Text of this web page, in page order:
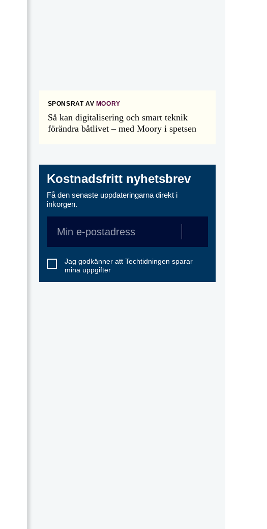
SPONSRAT AV MOORY
Så kan digitalisering och smart teknik
förändra båtlivet – med Moory i spetsen
Kostnadsfritt nyhetsbrev
Få den senaste uppdateringarna direkt i
inkorgen.
Jag godkänner att Techtidningen sparar
mina uppgifter